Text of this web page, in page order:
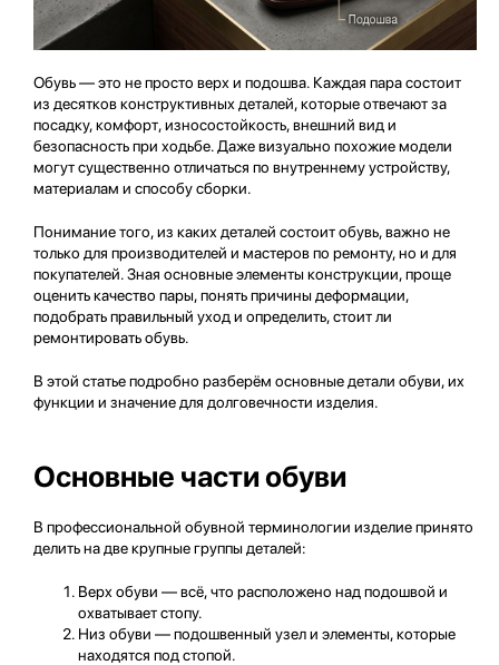
Обувь — это не просто верх и подошва. Каждая пара состоит
из десятков конструктивных деталей, которые отвечают за
посадку, комфорт, износостойкость, внешний вид и
безопасность при ходьбе. Даже визуально похожие модели
могут существенно отличаться по внутреннему устройству,
материалам и способу сборки.
Понимание того, из каких деталей состоит обувь, важно не
только для производителей и мастеров по ремонту, но и для
покупателей. Зная основные элементы конструкции, проще
оценить качество пары, понять причины деформации,
подобрать правильный уход и определить, стоит ли
ремонтировать обувь.
В этой статье подробно разберём основные детали обуви, их
функции и значение для долговечности изделия.
Основные части обуви
В профессиональной обувной терминологии изделие принято
делить на две крупные группы деталей:
Верх обуви — всё, что расположено над подошвой и
охватывает стопу.
Низ обуви — подошвенный узел и элементы, которые
находятся под стопой.